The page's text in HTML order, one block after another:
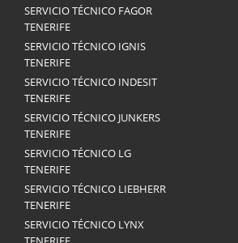
SERVICIO TÉCNICO FAGOR
TENERIFE
SERVICIO TÉCNICO IGNIS
TENERIFE
SERVICIO TÉCNICO INDESIT
TENERIFE
SERVICIO TÉCNICO JUNKERS
TENERIFE
SERVICIO TÉCNICO LG
TENERIFE
SERVICIO TÉCNICO LIEBHERR
TENERIFE
SERVICIO TÉCNICO LYNX